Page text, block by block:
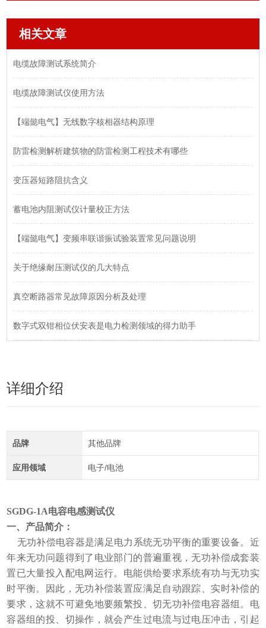
相关文章
电缆故障测试系统简介
电缆故障测试仪使用方法
【端懿电气】无线数字核相器结构原理
防雷检测解析建筑物的防雷检测工程技术有哪些
变压器短路阻抗含义
蓄电池内阻测试仪计量校正方法
【端懿电气】变频串联谐振试验装置常见问题说明
关于绝缘耐压测试仪的几大特点
真空断路器常见故障原因分析及处理
数字式双钳相位伏安表是电力检测领域的得力助手
详细介绍
品牌 其他品牌
应用领域 电子/电池
SGDG-1A电容电感测试仪
一、产品简介：
无功补偿电容器是满足电力系统无功平衡的重要设备。近
年来无功问题得到了电业部门的普遍重视，无功补偿成套装
置已大量投入配电网运行。电能供给要求系统有功与无功实
时平衡。因此，无功补偿装置应满足自动跟踪、实时补偿的
要求，这就不可避免地要频繁投、切无功补偿电容器组。电
容器组的投、切操作，就会产生过电流与过电压冲击，引起